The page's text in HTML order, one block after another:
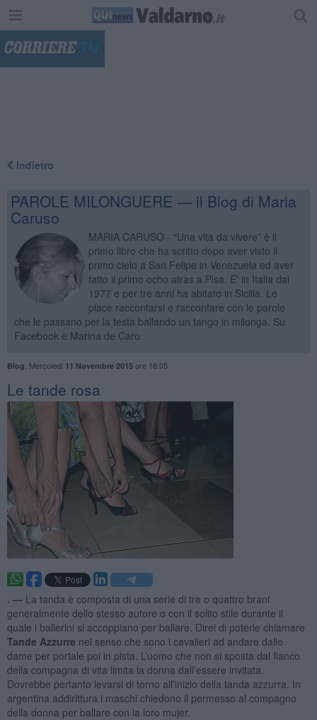
Indietro
PAROLE MILONGUERE — il Blog di Maria
Caruso
MARIA CARUSO - “Una vita da vivere” è il
primo libro che ha scritto dopo aver visto il
primo cielo a San Felipe in Venezuela ed aver
fatto il primo ocho atràs a Pisa. E' in Italia dal
1977 e per tre anni ha abitato in Sicilia. Le
piace raccontarsi e raccontare con le parole
che le passano per la testa ballando un tango in milonga. Su
Facebook è Marina de Caro
Blog Mercoledì 11 Novembre 2015ore 16:05
Le tande rosa
. — La tanda è composta di una serie di tre o quattro brani
generalmente dello stesso autore o con il solito stile durante il
quale i ballerini si accoppiano per ballare. Direi di poterle chiamare
Tande Azzurre nel senso che sono i cavalieri ad andare dalle
dame per portale poi in pista. L’uomo che non si sposta dal fianco
della compagna di vita limita la donna dall’essere invitata.
Dovrebbe pertanto levarsi di torno all’inizio della tanda azzurra. In
argentina addirittura i maschi chiedono il permesso al compagno
della donna per ballare con la loro mujer.